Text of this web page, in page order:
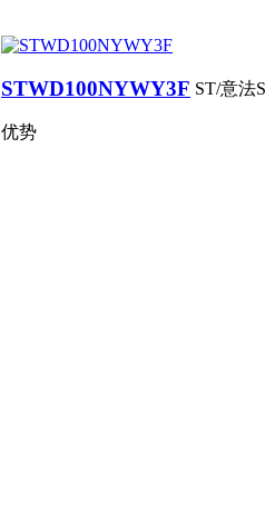
STWD100NYWY3F
优势
ST/意法